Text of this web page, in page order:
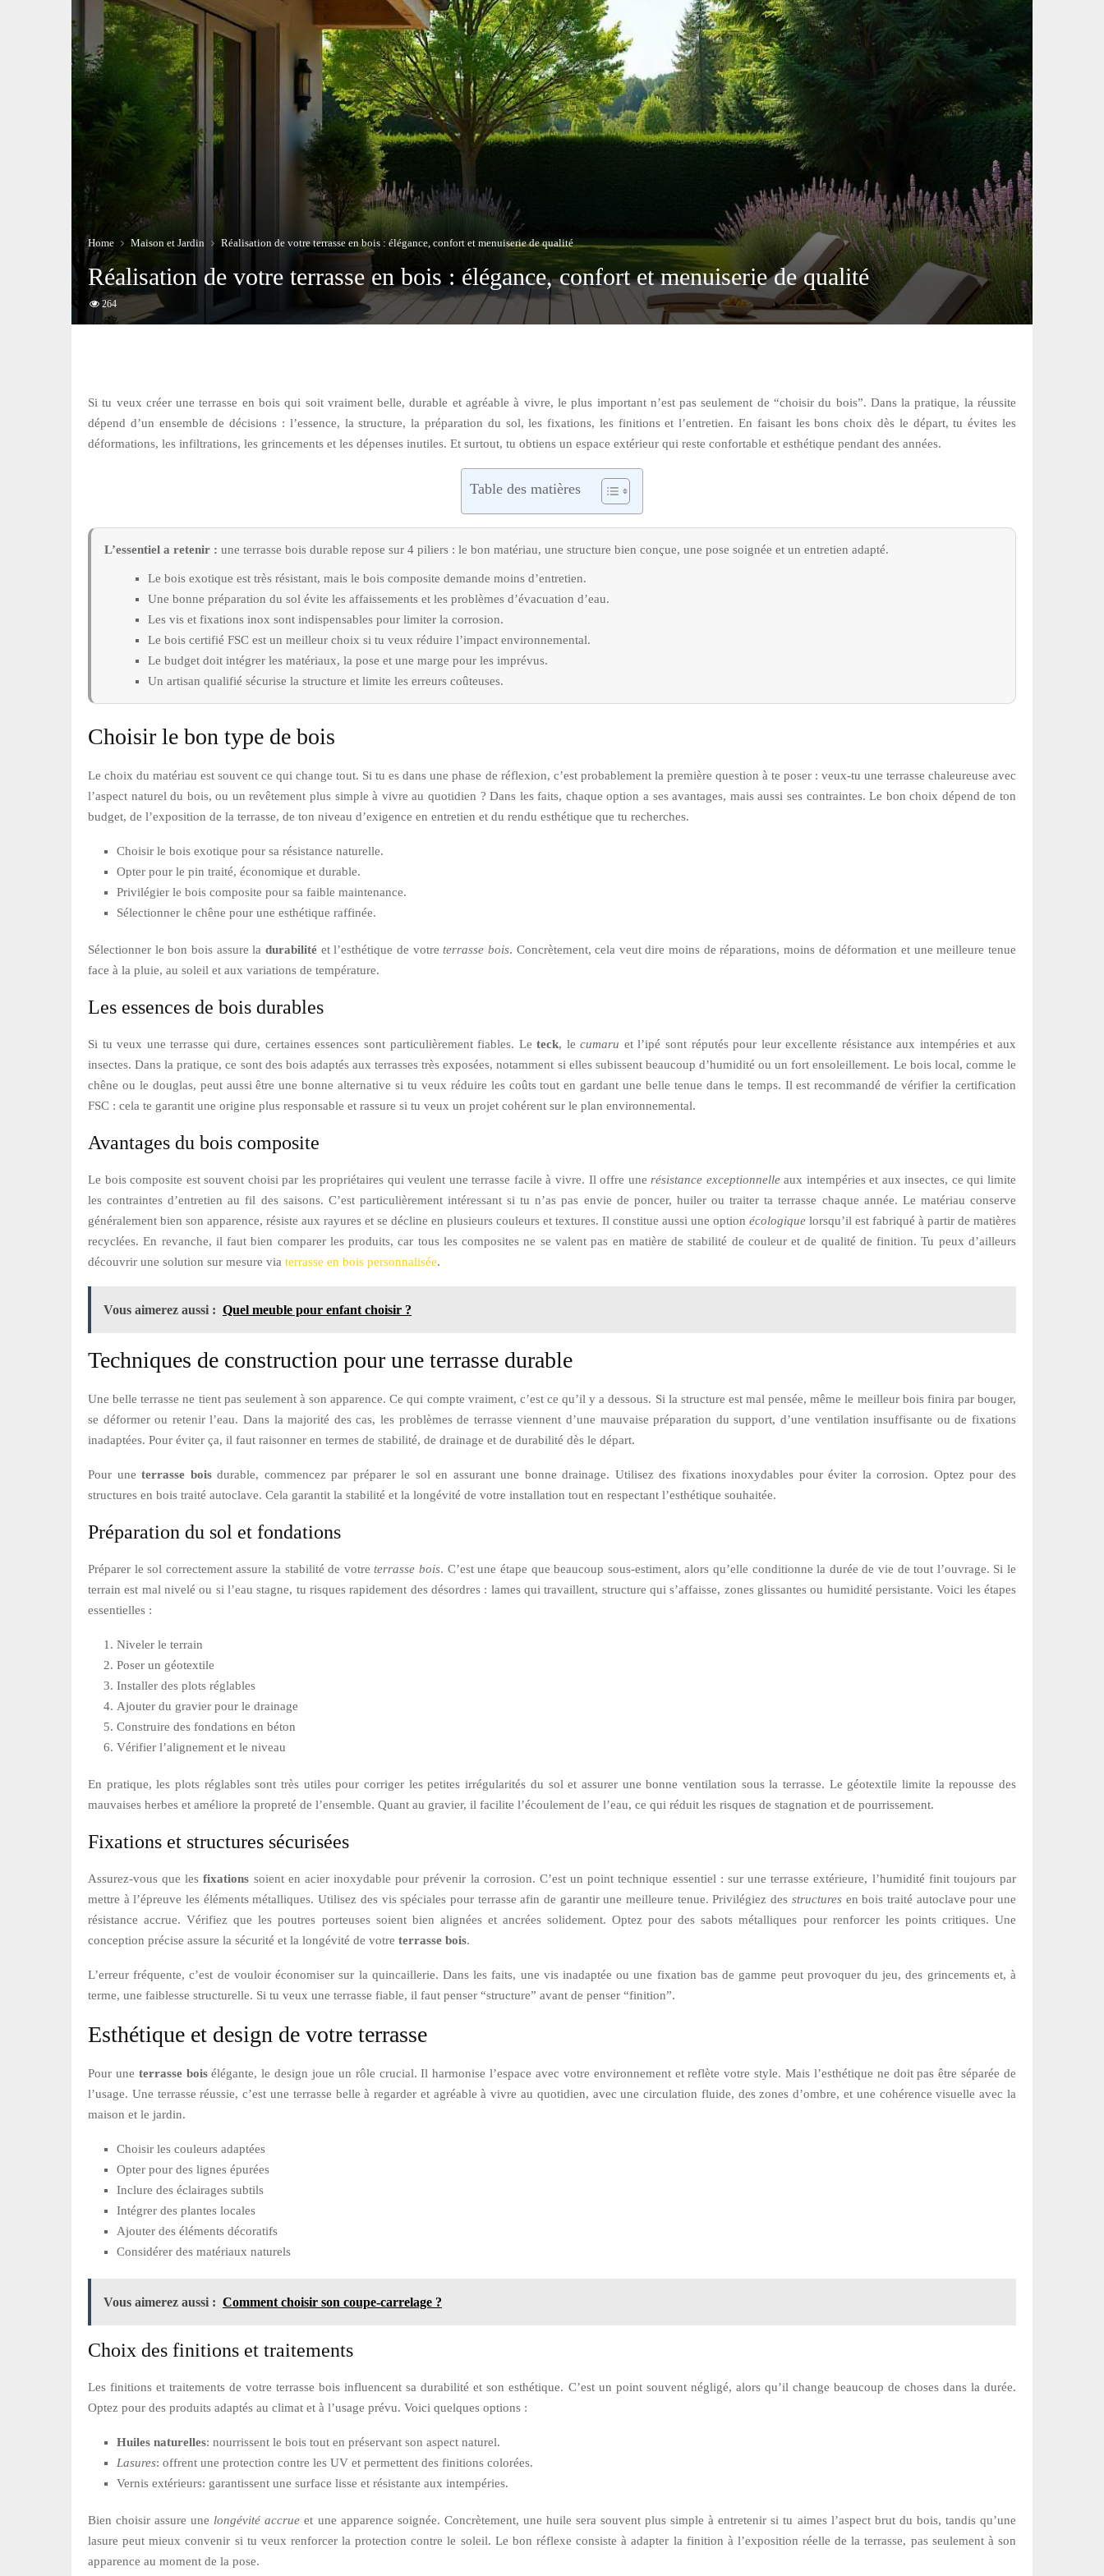
Home Maison et Jardin Réalisation de votre terrasse en bois : élégance, confort et menuiserie de qualité
Réalisation de votre terrasse en bois : élégance, confort et menuiserie de qualité
264
Si tu veux créer une terrasse en bois qui soit vraiment belle, durable et agréable à vivre, le plus important n’est pas seulement de “choisir du bois”. Dans la pratique, la réussite
dépend d’un ensemble de décisions : l’essence, la structure, la préparation du sol, les fixations, les finitions et l’entretien. En faisant les bons choix dès le départ, tu évites les
déformations, les infiltrations, les grincements et les dépenses inutiles. Et surtout, tu obtiens un espace extérieur qui reste confortable et esthétique pendant des années.
Table des matières
L’essentiel a retenir : une terrasse bois durable repose sur 4 piliers : le bon matériau, une structure bien conçue, une pose soignée et un entretien adapté.
Le bois exotique est très résistant, mais le bois composite demande moins d’entretien.
Une bonne préparation du sol évite les affaissements et les problèmes d’évacuation d’eau.
Les vis et fixations inox sont indispensables pour limiter la corrosion.
Le bois certifié FSC est un meilleur choix si tu veux réduire l’impact environnemental.
Le budget doit intégrer les matériaux, la pose et une marge pour les imprévus.
Un artisan qualifié sécurise la structure et limite les erreurs coûteuses.
Choisir le bon type de bois
Le choix du matériau est souvent ce qui change tout. Si tu es dans une phase de réflexion, c’est probablement la première question à te poser : veux-tu une terrasse chaleureuse avec
l’aspect naturel du bois, ou un revêtement plus simple à vivre au quotidien ? Dans les faits, chaque option a ses avantages, mais aussi ses contraintes. Le bon choix dépend de ton
budget, de l’exposition de la terrasse, de ton niveau d’exigence en entretien et du rendu esthétique que tu recherches.
Choisir le bois exotique pour sa résistance naturelle.
Opter pour le pin traité, économique et durable.
Privilégier le bois composite pour sa faible maintenance.
Sélectionner le chêne pour une esthétique raffinée.
Sélectionner le bon bois assure la durabilitéet l’esthétique de votreterrasse bois. Concrètement, cela veut dire moins de réparations, moins de déformation et une meilleure tenue
face à la pluie, au soleil et aux variations de température.
Les essences de bois durables
Si tu veux une terrasse qui dure, certaines essences sont particulièrement fiables. Leteck, lecumaru et l’ipé sont réputés pour leur excellente résistance aux intempéries et aux
insectes. Dans la pratique, ce sont des bois adaptés aux terrasses très exposées, notamment si elles subissent beaucoup d’humidité ou un fort ensoleillement. Le bois local, comme le
chêne ou le douglas, peut aussi être une bonne alternative si tu veux réduire les coûts tout en gardant une belle tenue dans le temps. Il est recommandé de vérifier la certification
FSC : cela te garantit une origine plus responsable et rassure si tu veux un projet cohérent sur le plan environnemental.
Avantages du bois composite
Le bois composite est souvent choisi par les propriétaires qui veulent une terrasse facile à vivre. Il offre une résistance exceptionnelleaux intempéries et aux insectes, ce qui limite
les contraintes d’entretien au fil des saisons. C’est particulièrement intéressant si tu n’as pas envie de poncer, huiler ou traiter ta terrasse chaque année. Le matériau conserve
généralement bien son apparence, résiste aux rayures et se décline en plusieurs couleurs et textures. Il constitue aussi une option écologique lorsqu’il est fabriqué à partir de matières
recyclées. En revanche, il faut bien comparer les produits, car tous les composites ne se valent pas en matière de stabilité de couleur et de qualité de finition. Tu peux d’ailleurs
découvrir une solution sur mesure via terrasse en bois personnalisée.
Vous aimerez aussi : Quel meuble pour enfant choisir ?
Techniques de construction pour une terrasse durable
Une belle terrasse ne tient pas seulement à son apparence. Ce qui compte vraiment, c’est ce qu’il y a dessous. Si la structure est mal pensée, même le meilleur bois finira par bouger,
se déformer ou retenir l’eau. Dans la majorité des cas, les problèmes de terrasse viennent d’une mauvaise préparation du support, d’une ventilation insuffisante ou de fixations
inadaptées. Pour éviter ça, il faut raisonner en termes de stabilité, de drainage et de durabilité dès le départ.
Pour uneterrasse boisdurable, commencez par préparer le sol en assurant une bonne drainage. Utilisez des fixations inoxydables pour éviter la corrosion. Optez pour des
structures en bois traité autoclave. Cela garantit la stabilité et la longévité de votre installation tout en respectant l’esthétique souhaitée.
Préparation du sol et fondations
Préparer le sol correctement assure la stabilité de votreterrasse bois. C’est une étape que beaucoup sous-estiment, alors qu’elle conditionne la durée de vie de tout l’ouvrage. Si le
terrain est mal nivelé ou si l’eau stagne, tu risques rapidement des désordres : lames qui travaillent, structure qui s’affaisse, zones glissantes ou humidité persistante. Voici les étapes
essentielles :
Niveler le terrain
Poser un géotextile
Installer des plots réglables
Ajouter du gravier pour le drainage
Construire des fondations en béton
Vérifier l’alignement et le niveau
En pratique, les plots réglables sont très utiles pour corriger les petites irrégularités du sol et assurer une bonne ventilation sous la terrasse. Le géotextile limite la repousse des
mauvaises herbes et améliore la propreté de l’ensemble. Quant au gravier, il facilite l’écoulement de l’eau, ce qui réduit les risques de stagnation et de pourrissement.
Fixations et structures sécurisées
Assurez-vous que lesfixations soient en acier inoxydable pour prévenir la corrosion. C’est un point technique essentiel : sur une terrasse extérieure, l’humidité finit toujours par
mettre à l’épreuve les éléments métalliques. Utilisez des vis spéciales pour terrasse afin de garantir une meilleure tenue. Privilégiez des structuresen bois traité autoclave pour une
résistance accrue. Vérifiez que les poutres porteuses soient bien alignées et ancrées solidement. Optez pour des sabots métalliques pour renforcer les points critiques. Une
conception précise assure la sécurité et la longévité de votre terrasse bois.
L’erreur fréquente, c’est de vouloir économiser sur la quincaillerie. Dans les faits, une vis inadaptée ou une fixation bas de gamme peut provoquer du jeu, des grincements et, à
terme, une faiblesse structurelle. Si tu veux une terrasse fiable, il faut penser “structure” avant de penser “finition”.
Esthétique et design de votre terrasse
Pour une terrasse boisélégante, le design joue un rôle crucial. Il harmonise l’espace avec votre environnement et reflète votre style. Mais l’esthétique ne doit pas être séparée de
l’usage. Une terrasse réussie, c’est une terrasse belle à regarder et agréable à vivre au quotidien, avec une circulation fluide, des zones d’ombre, et une cohérence visuelle avec la
maison et le jardin.
Choisir les couleurs adaptées
Opter pour des lignes épurées
Inclure des éclairages subtils
Intégrer des plantes locales
Ajouter des éléments décoratifs
Considérer des matériaux naturels
Vous aimerez aussi : Comment choisir son coupe-carrelage ?
Choix des finitions et traitements
Les finitions et traitements de votre terrasse bois influencent sa durabilité et son esthétique. C’est un point souvent négligé, alors qu’il change beaucoup de choses dans la durée.
Optez pour des produits adaptés au climat et à l’usage prévu. Voici quelques options :
Huiles naturelles: nourrissent le bois tout en préservant son aspect naturel.
Lasures: offrent une protection contre les UV et permettent des finitions colorées.
Vernis extérieurs: garantissent une surface lisse et résistante aux intempéries.
Bien choisir assure une longévité accrue et une apparence soignée. Concrètement, une huile sera souvent plus simple à entretenir si tu aimes l’aspect brut du bois, tandis qu’une
lasure peut mieux convenir si tu veux renforcer la protection contre le soleil. Le bon réflexe consiste à adapter la finition à l’exposition réelle de la terrasse, pas seulement à son
apparence au moment de la pose.